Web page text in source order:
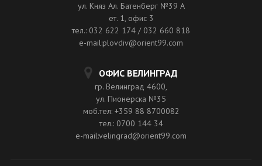
ул. Княз Ал. Батенберг №39 A
ет. 1, офис 3
тел.: 032 622 174 / 032 660 818
e-mail:plovdiv@orient99.com
ОФИС ВЕЛИНГРАД
гр. Велинград 4600,
ул. Пионерска №35
моб.тел: +359 88 8700082
тел.: 0700 144 34
e-mail:velingrad@orient99.com